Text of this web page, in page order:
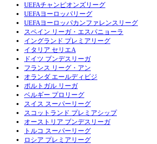
UEFAチャンピオンズリーグ
UEFAヨーロッパリーグ
UEFAヨーロッパカンファレンスリーグ
スペイン リーガ・エスパニョーラ
イングランド プレミアリーグ
イタリア セリエA
ドイツ ブンデスリーガ
フランス リーグ・アン
オランダ エールディビジ
ポルトガル リーガ
ベルギー プロリーグ
スイス スーパーリーグ
スコットランド プレミアシップ
オーストリア ブンデスリーガ
トルコ スーパーリーグ
ロシア プレミアリーグ